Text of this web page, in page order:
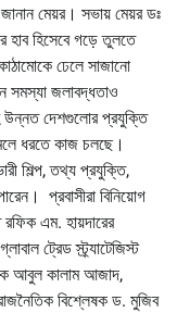
মেয়র। সভায় মেয়র ডঃ
হাব হিসেবে গড়ে তুলতে
ঢেলে সাজানো
সমস্যা জলাবদ্ধতাও
উন্নত দেশগুলোর প্রযুক্তি
ধরতে কাজ চলছে।
শিল্প, তথ্য প্রযুক্তি,
প্রবাসীরা বিনিয়োগ
এম. হায়দারের
ট্রেড স্ট্র্যাটেজিস্ট
আবুল কালাম আজাদ,
বিশ্লেষক ড. মুজিব